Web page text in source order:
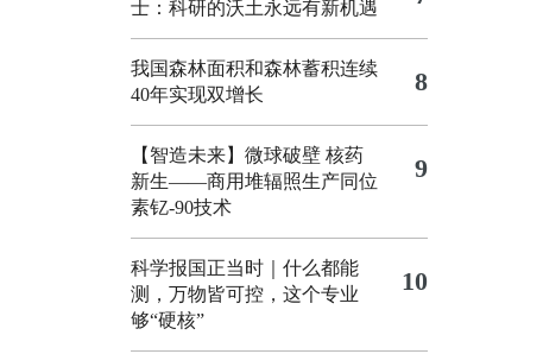
士：科研的沃土永远有新机遇
我国森林面积和森林蓄积连续
40年实现双增长
8
【智造未来】微球破壁 核药
新生——商用堆辐照生产同位
素钇-90技术
9
科学报国正当时｜什么都能
测，万物皆可控，这个专业
够“硬核”
10